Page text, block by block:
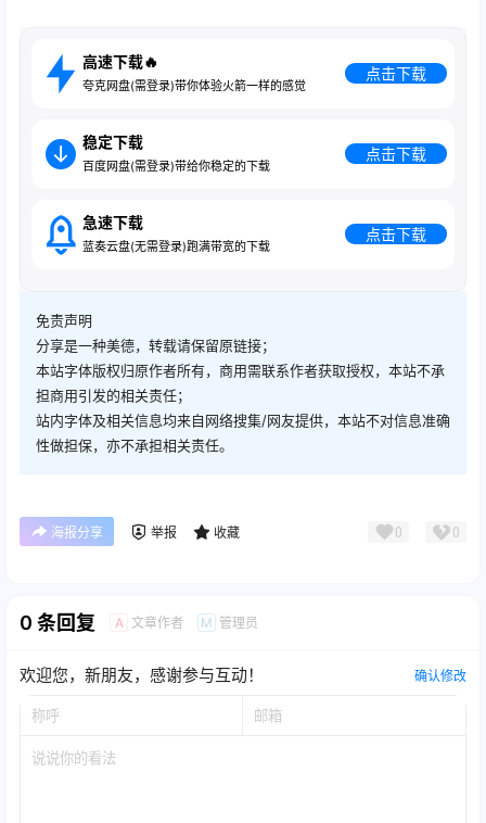
高速下载🔥
夸克网盘(需登录)带你体验火箭一样的感觉
点击下载
稳定下载
百度网盘(需登录)带给你稳定的下载
点击下载
急速下载
蓝奏云盘(无需登录)跑满带宽的下载
点击下载
免责声明
分享是一种美德，转载请保留原链接；
本站字体版权归原作者所有，商用需联系作者获取授权，本站不承
担商用引发的相关责任；
站内字体及相关信息均来自网络搜集/网友提供，本站不对信息准确
性做担保，亦不承担相关责任。
海报分享 举报 收藏 0 0
0 条回复 A 文章作者 M 管理员
欢迎您，新朋友，感谢参与互动！ 确认修改